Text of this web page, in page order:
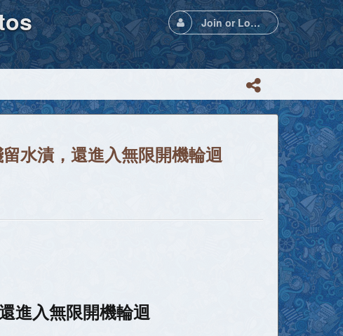
Join or Login
水漬，還進入無限開機輪迴
進入無限開機輪迴